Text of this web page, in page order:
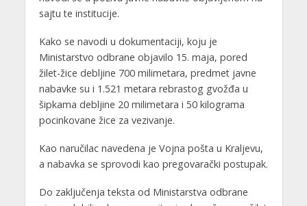
sajtu te institucije.
Kako se navodi u dokumentaciji, koju je
Ministarstvo odbrane objavilo 15. maja, pored
žilet-žice debljine 700 milimetara, predmet javne
nabavke su i 1.521 metara rebrastog gvožđa u
šipkama debljine 20 milimetara i 50 kilograma
pocinkovane žice za vezivanje.
Kao naručilac navedena je Vojna pošta u Kraljevu,
a nabavka se sprovodi kao pregovarački postupak.
Do zaključenja teksta od Ministarstva odbrane